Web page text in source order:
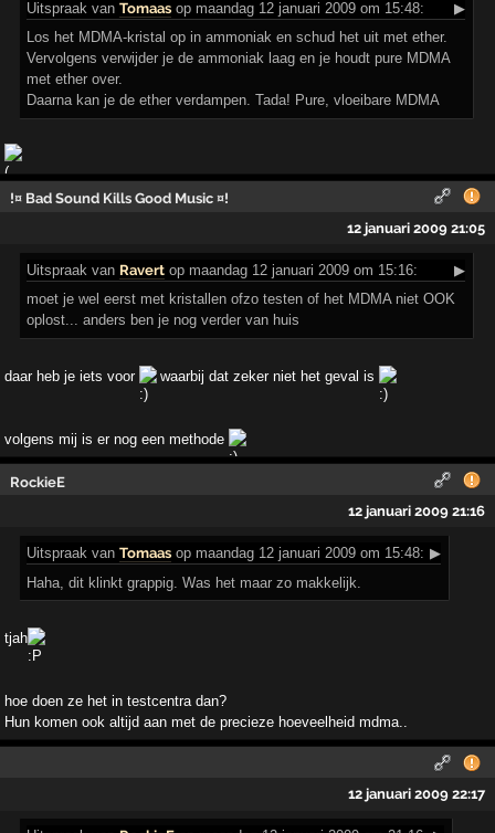
Uitspraak vanTomaas op maandag 12 januari 2009 om 15:48:
▶
Los het MDMA-kristal op in ammoniak en schud het uit met ether.
Vervolgens verwijder je de ammoniak laag en je houdt pure MDMA
met ether over.
Daarna kan je de ether verdampen. Tada! Pure, vloeibare MDMA
!¤ Bad Sound Kills Good Music ¤!
12 januari 2009 21:05
Uitspraak van Ravert op maandag 12 januari 2009 om 15:16:
▶
moet je wel eerst met kristallen ofzo testen of het MDMA niet OOK
oplost... anders ben je nog verder van huis
daar heb je iets voor waarbij dat zeker niet het geval is
volgens mij is er nog een methode
RockieE
12 januari 2009 21:16
Uitspraak vanTomaas op maandag 12 januari 2009 om 15:48: ▶
Haha, dit klinkt grappig. Was het maar zo makkelijk.
tjah
hoe doen ze het in testcentra dan?
Hun komen ook altijd aan met de precieze hoeveelheid mdma..
12 januari 2009 22:17